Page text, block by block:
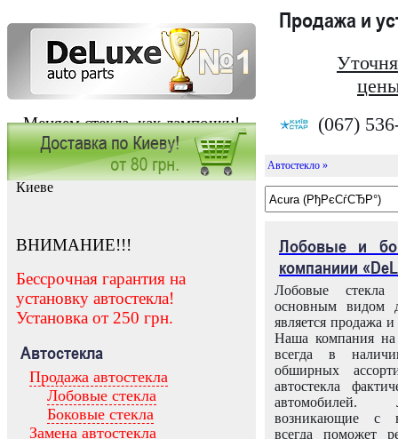
Меняем стекла, как лампочки!
Продажа и
(067)
Заказать установку автостекла в
Киеве
ВНИМАНИЕ!!!
Бессрочная гарантия на
установку автостекла!
Установка от 250 грн.
Автостекла
Продажа автостекла
Лобовые стекла
Боковые стекла
Замена автостекла
Автостекло »
Лобовые и
компаниии
Лобовые
основным видом
является продажа и
Наша компания на
всегда в
обширных
автостекла
возникающие с
всегда поможет